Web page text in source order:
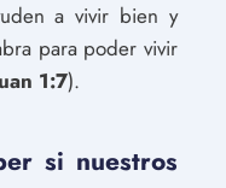
a vivir bien y
para poder vivir
1:7).
si nuestros